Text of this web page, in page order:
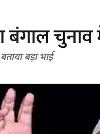
चुनाव
बड़ा भाई